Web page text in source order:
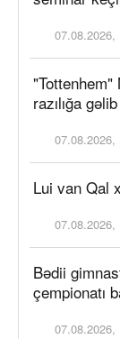
07.08.2026,
razılığa gəlib
07.08.2026,
Lui van Qal
07.08.2026,
Bədii
çempionatı
07.08.2026,